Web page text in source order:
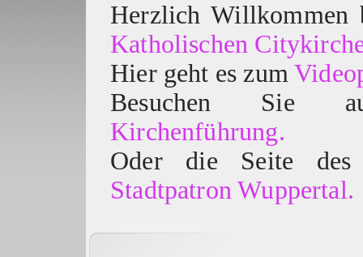
Herzlich
Katholischen
Hier geht es zum
Besuchen
Kirchenführung.
Oder die Seite des
Stadtpatron Wuppertal.